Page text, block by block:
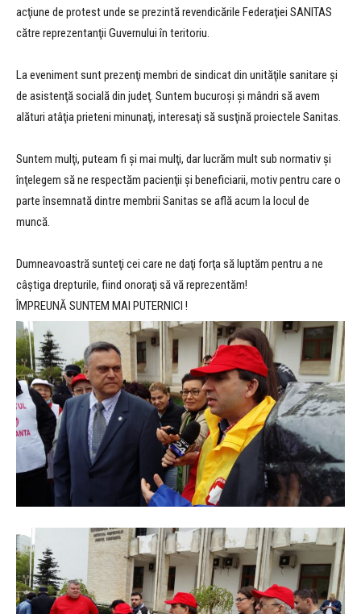
acţiune de protest unde se prezintă revendicările Federaţiei SANITAS
către reprezentanţii Guvernului în teritoriu.
La eveniment sunt prezenţi membri de sindicat din unităţile sanitare şi
de asistenţă socială din judeţ. Suntem bucuroşi şi mândri să avem
alături atâţia prieteni minunaţi, interesaţi să susţină proiectele Sanitas.
Suntem mulţi, puteam fi şi mai mulţi, dar lucrăm mult sub normativ şi
înţelegem să ne respectăm pacienţii şi beneficiarii, motiv pentru care o
parte însemnată dintre membrii Sanitas se află acum la locul de
muncă.
Dumneavoastră sunteţi cei care ne daţi forţa să luptăm pentru a ne
câştiga drepturile, fiind onoraţi să vă reprezentăm!
ÎMPREUNĂ SUNTEM MAI PUTERNICI !